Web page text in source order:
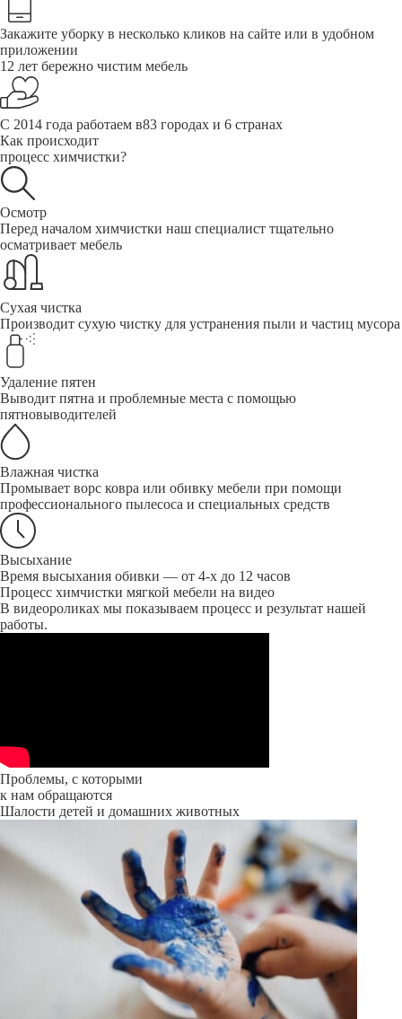
Закажите уборку в несколько кликов на сайте или в удобном
приложении
12 лет бережно чистим мебель
С 2014 года работаем в83 городах и 6 странах
Как происходит
процесс химчистки?
Осмотр
Перед началом химчистки наш специалист тщательно
осматривает мебель
Сухая чистка
Производит сухую чистку для устранения пыли и частиц мусора
Удаление пятен
Выводит пятна и проблемные места с помощью
пятновыводителей
Влажная чистка
Промывает ворс ковра или обивку мебели при помощи
профессионального пылесоса и специальных средств
Высыхание
Время высыхания обивки — от 4-х до 12 часов
Процесс химчистки мягкой мебели на видео
В видеороликах мы показываем процесс и результат нашей
работы.
Проблемы, с которыми
к нам обращаются
Шалости детей и домашних животных